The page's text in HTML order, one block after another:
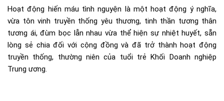
Hoạt động hiến máu tình nguyện là một hoạt động ý nghĩa,
vừa tôn vinh truyền thống yêu thương, tinh thần tương thân
tương ái, đùm bọc lẫn nhau vừa thể hiện sự nhiệt huyết, sẵn
lòng sẻ chia đối với cộng đồng và đã trở thành hoạt động
truyền thống, thường niên của tuổi trẻ Khối Doanh nghiệp
Trung ương.